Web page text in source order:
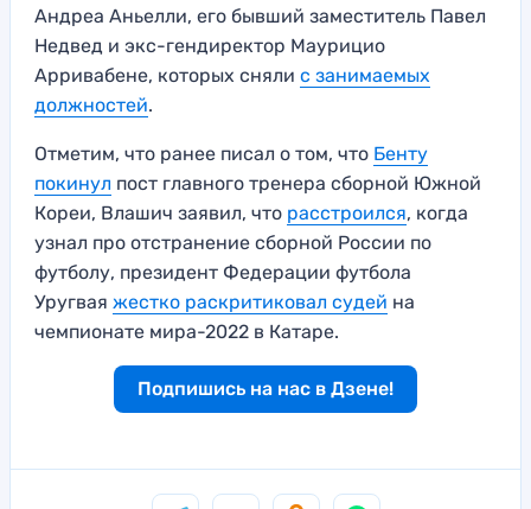
Андреа Аньелли, его бывший заместитель Павел
Недвед и экс-гендиректор Маурицио
Арривабене, которых сняли с занимаемых
должностей.
Отметим, что ранее писал о том, что Бенту
покинул пост главного тренера сборной Южной
Кореи, Влашич заявил, что расстроился, когда
узнал про отстранение сборной России по
футболу, президент Федерации футбола
Уругвая жестко раскритиковал судей на
чемпионате мира-2022 в Катаре.
Подпишись на нас в Дзене!